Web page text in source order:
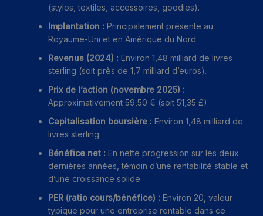
(stylos, textiles, accessoires, goodies).
Implantation : Principalement présente au
Royaume-Uni et en Amérique du Nord.
Revenus (2024) : Environ 1,48 milliard de livres
sterling (soit près de 1,7 milliard d’euros).
Prix de l’action (novembre 2025) :
Approximativement 59,50 € (soit 51,35 £).
Capitalisation boursière : Environ 1,48 milliard de
livres sterling.
Bénéfice net : En nette progression sur les deux
dernières années, témoin d’une rentabilité stable et
d’une croissance solide.
PER (ratio cours/bénéfice) : Environ 20, valeur
typique pour une entreprise rentable dans ce